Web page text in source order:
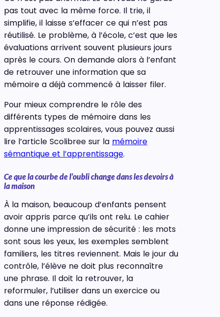
pas tout avec la même force. Il trie, il
simplifie, il laisse s’effacer ce qui n’est pas
réutilisé. Le problème, à l’école, c’est que les
évaluations arrivent souvent plusieurs jours
après le cours. On demande alors à l’enfant
de retrouver une information que sa
mémoire a déjà commencé à laisser filer.
Pour mieux comprendre le rôle des
différents types de mémoire dans les
apprentissages scolaires, vous pouvez aussi
lire l’article Scolibree sur la mémoire
sémantique et l’apprentissage.
Ce que la courbe de l’oubli change dans les devoirs à
la maison
À la maison, beaucoup d’enfants pensent
avoir appris parce qu’ils ont relu. Le cahier
donne une impression de sécurité : les mots
sont sous les yeux, les exemples semblent
familiers, les titres reviennent. Mais le jour du
contrôle, l’élève ne doit plus reconnaître
une phrase. Il doit la retrouver, la
reformuler, l’utiliser dans un exercice ou
dans une réponse rédigée.